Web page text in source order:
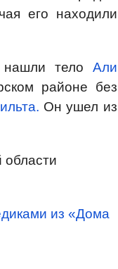
его находили
нашли тело Али
районе без
Он ушел из
из «Дома